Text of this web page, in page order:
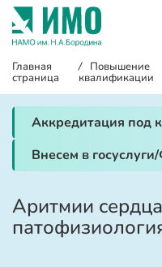
Главная
страница
/ Повышение
квалификации
Аккредитация под
Внесем в
Аритмии